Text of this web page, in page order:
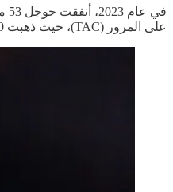
على المرور (TAC)، حيث ذهبت 40% من هذه المبالغ إلى آبل.